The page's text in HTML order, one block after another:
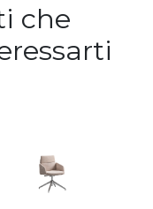
che